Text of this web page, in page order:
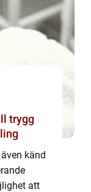
trygg
känd
att